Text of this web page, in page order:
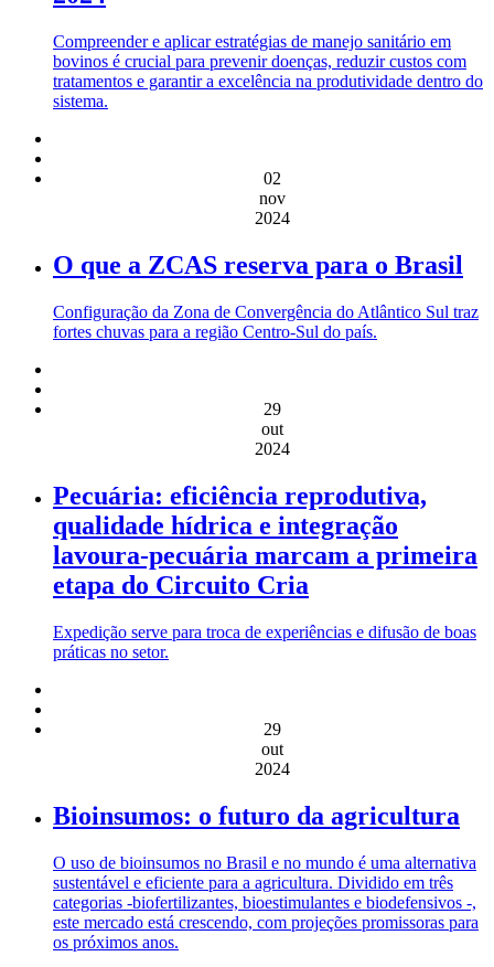
Compreender e aplicar estratégias de manejo sanitário em
bovinos é crucial para prevenir doenças, reduzir custos com
tratamentos e garantir a excelência na produtividade dentro do
sistema.
02
nov
2024
O que a ZCAS reserva para o Brasil
Configuração da Zona de Convergência do Atlântico Sul traz
fortes chuvas para a região Centro-Sul do país.
29
out
2024
Pecuária: eficiência reprodutiva,
qualidade hídrica e integração
lavoura-pecuária marcam a primeira
etapa do Circuito Cria
Expedição serve para troca de experiências e difusão de boas
práticas no setor.
29
out
2024
Bioinsumos: o futuro da agricultura
O uso de bioinsumos no Brasil e no mundo é uma alternativa
sustentável e eficiente para a agricultura. Dividido em três
categorias -biofertilizantes, bioestimulantes e biodefensivos -,
este mercado está crescendo, com projeções promissoras para
os próximos anos.